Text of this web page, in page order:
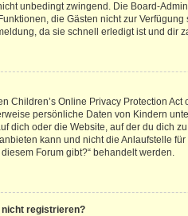
unbedingt zwingend. Die Board-
die Gästen nicht zur
da sie schnell erledigt ist und dir
Children’s Online Privacy Protection
persönliche Daten von Kindern
dich oder die Website, auf der du dich
kann und nicht die Anlaufstelle
Forum gibt?“ behandelt werden.
registrieren?